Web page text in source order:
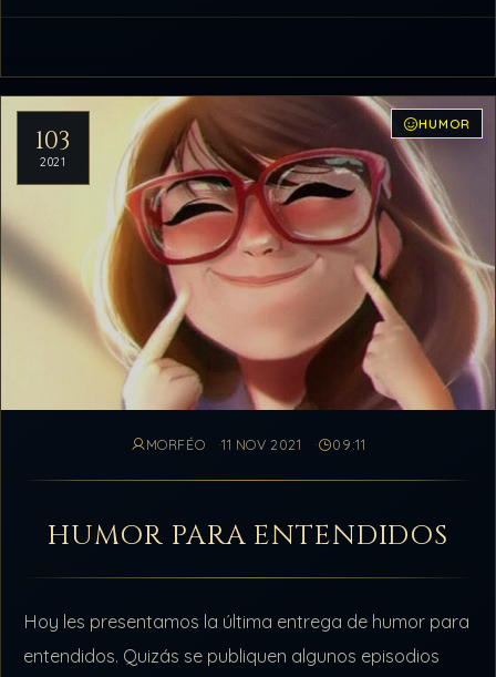
103
2021
HUMOR
MORFÉO 11 NOV 2021 09:11
HUMOR PARA ENTENDIDOS
Hoy les presentamos la última entrega de humor para
entendidos. Quizás se publiquen algunos episodios